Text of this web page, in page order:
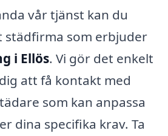
vår tjänst kan du
som erbjuder
i Ellös. Vi gör det enkelt
att få kontakt med
som kan anpassa
dina specifika krav. Ta